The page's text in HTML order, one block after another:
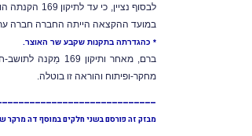
לבסוף נציין, כי עד לתיקון 169 הקנתה הוראת סעיף 97(ב1) לפקודת
במועד ההקצאה הייתה החברה חברה
* כהגדרתה בתקנות שקבע שר האוצר.
ברם, מאחר ותיקון 169 מַקנה לתושב-חוץ פטוֹר מ
מחקר-ופיתוח והוראה זו בוטלה.
מבזק זה פורסם בשני חלקים במוסף דה מרקר